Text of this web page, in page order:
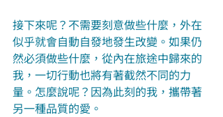
接下來呢？不需要刻意做些什麼，外在
似乎就會自動自發地發生改變。如果仍
然必須做些什麼，從內在旅途中歸來的
我，一切行動也將有著截然不同的力
量。怎麼說呢？因為此刻的我，攜帶著
另一種品質的愛。